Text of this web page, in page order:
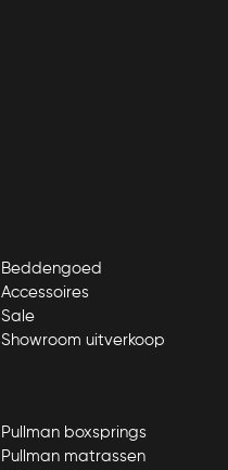
Beddengoed
Accessoires
Sale
Showroom uitverkoop
Pullman boxsprings
Pullman matrassen